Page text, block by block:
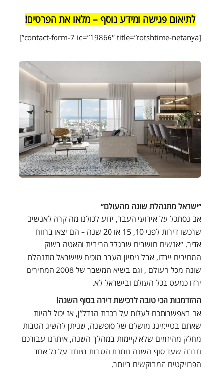
לתיאום פגישה ומידע נוסף – מלאו את הפרטים!
[contact-form-7 id=”19866″ title=”rotshtime-netanya”]
״ישראל מתנהלת שונה מהעולם״
אם נסתכל על אירועי העבר, ידוע לכולנו מה קרה לאנשים
שרכשו דירות לפני 10, 15 או 20 שנה – הם יצאו ברווח
אדיר. ״אנשים חושבים שבגלל הריבית והאטה בשוק
המחירים יירדו, אבל ניסיון העבר מוכיח שישראל מתנהלת
שונה מכל העולם , וגם בשיא המשבר של 2008 המחירים
ירדו כמעט בכל העולם ובישראל לא.
ההזדמנות הכי טובה לרכישת דירה בסוף השנה!
אם באפשרותכם לעלות על רכבת הנדל”ן, אז יכול להיות
שאתם בטיימינג מושלם של סופשנה, שניתן להשיג הטבות
מחלק מהיזמים שלא קיימות במהלך השנה, איתרנו עבורכם
חברה שעד סוף השנה נותנת הטבות מיוחד על כל אחד
הפרויקטים המבוקשים ביותר.